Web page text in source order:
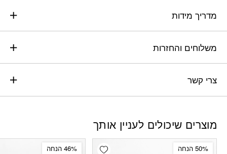
מדריך מידות
משלוחים והחזרות
צרי קשר
מוצרים שיכולים לעניין אותך
Add wishlist 50% הנחה 46% הנחה